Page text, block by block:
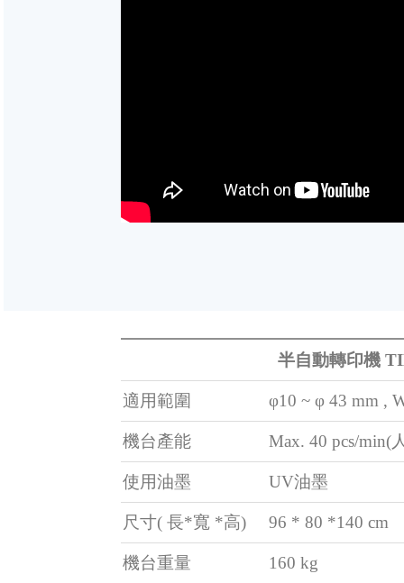
半自動轉印機
適用範圍 φ10 ~ φ 43 mm ,
機台產能 Max. 40 pcs/min(
使用油墨 UV油墨
尺寸( 長*寬 *高) 96 * 80 *140 cm
機台重量 160 kg